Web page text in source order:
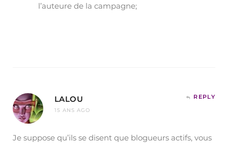
l’auteure de la campagne;
LALOU
15 ANS AGO
REPLY
Je suppose qu’ils se disent que blogueurs actifs, vous